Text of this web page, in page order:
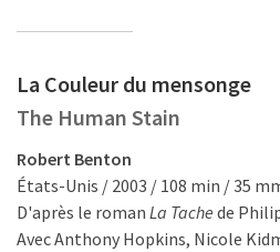
La Couleur du mensonge
The Human Stain
Robert Benton
États-Unis / 2003 / 108 min / 35
D'après le roman La Tache de
Avec Anthony Hopkins, Nicole